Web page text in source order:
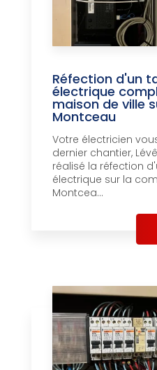
Réfection d'un
électrique
maison de ville
Montceau
Votre électricien
dernier chantier,
réalisé la réfection
électrique sur la
Montcea...